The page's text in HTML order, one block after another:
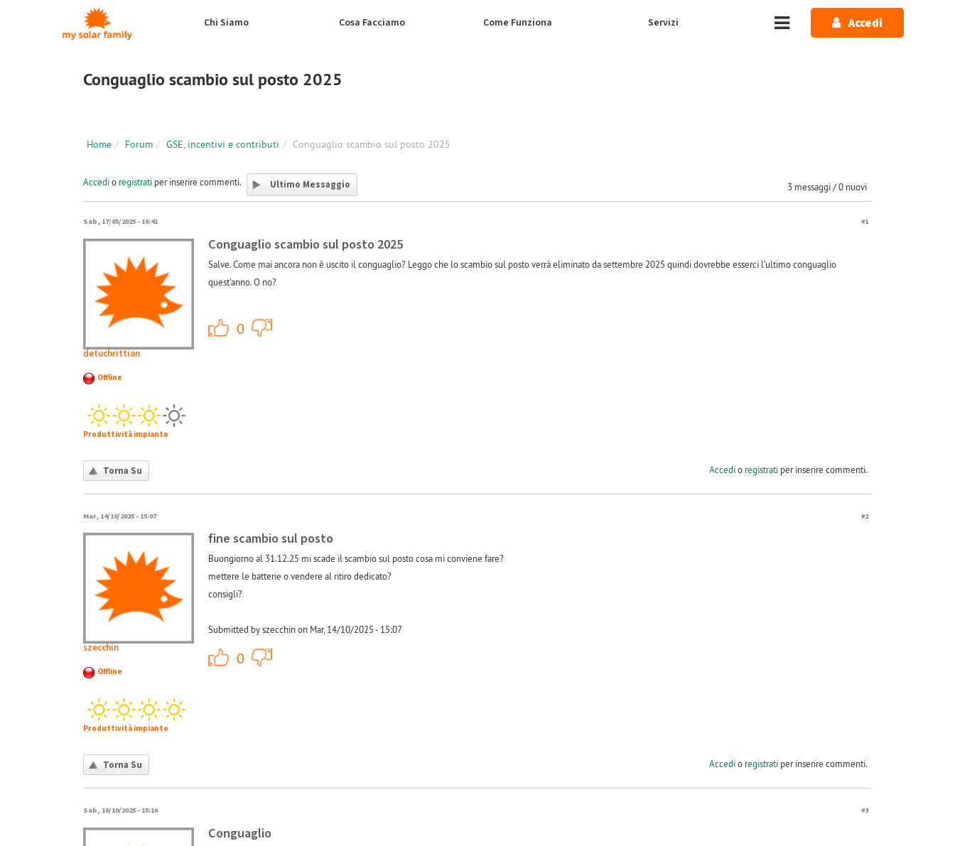
Salta al contenuto principale
Chi Siamo Cosa Facciamo Come Funziona Servizi Accedi
Conguaglio scambio sul posto 2025
Home Forum GSE, incentivi e contributi Conguaglio scambio sul posto 2025
3 messaggi / 0 nuovi
Accedio registrati per inserire commenti. Ultimo Messaggio
Sab, 17/05/2025 - 16:41 #1
detuchrittian
Offline
Produttività impianto
Conguaglio scambio sul posto 2025
Salve. Come mai ancora non è uscito il conguaglio? Leggo che lo scambio sul posto verrà eliminato da settembre 2025 quindi dovrebbe esserci l'ultimo conguaglio
quest'anno. O no?
0
Torna Su Accedio registratiper inserire commenti.
Mar, 14/10/2025 - 15:07 #2
szecchin
Offline
Produttività impianto
fine scambio sul posto
Buongiorno al 31.12.25 mi scade il scambio sul posto cosa mi conviene fare?
mettere le batterie o vendere al ritiro dedicato?
consigli?
Submitted by szecchin on Mar, 14/10/2025 - 15:07
0
Torna Su Accedio registratiper inserire commenti.
Sab, 18/10/2025 - 15:16 #3
Conguaglio